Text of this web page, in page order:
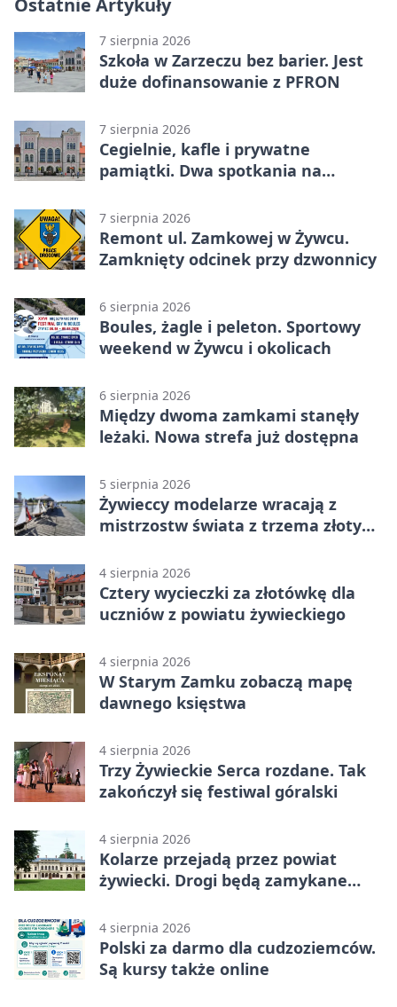
Ostatnie Artykuły
7 sierpnia 2026
Szkoła w Zarzeczu bez barier. Jest
duże dofinansowanie z PFRON
7 sierpnia 2026
Cegielnie, kafle i prywatne
pamiątki. Dwa spotkania na
7 sierpnia 2026
Remont ul. Zamkowej w Żywcu.
Zamknięty odcinek przy dzwonnicy
6 sierpnia 2026
Boules, żagle i peleton. Sportowy
weekend w Żywcu i okolicach
6 sierpnia 2026
Między dwoma zamkami stanęły
leżaki. Nowa strefa już dostępna
5 sierpnia 2026
Żywieccy modelarze wracają z
mistrzostw świata z trzema złotymi
4 sierpnia 2026
Cztery wycieczki za złotówkę dla
uczniów z powiatu żywieckiego
4 sierpnia 2026
W Starym Zamku zobaczą mapę
dawnego księstwa
4 sierpnia 2026
Trzy Żywieckie Serca rozdane. Tak
zakończył się festiwal góralski
4 sierpnia 2026
Kolarze przejadą przez powiat
żywiecki. Drogi będą zamykane
4 sierpnia 2026
Polski za darmo dla cudzoziemców.
Są kursy także online